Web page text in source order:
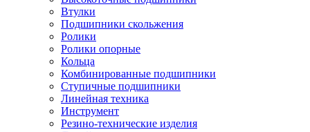
Втулки
Подшипники скольжения
Ролики
Ролики опорные
Кольца
Комбинированные подшипники
Ступичные подшипники
Линейная техника
Инструмент
Резино-технические изделия